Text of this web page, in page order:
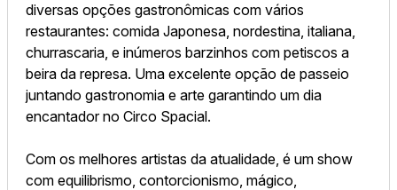
diversas opções gastronômicas com vários
restaurantes: comida Japonesa, nordestina, italiana,
churrascaria, e inúmeros barzinhos com petiscos a
beira da represa. Uma excelente opção de passeio
juntando gastronomia e arte garantindo um dia
encantador no Circo Spacial.
Com os melhores artistas da atualidade, é um show
com equilibrismo, contorcionismo, mágico,